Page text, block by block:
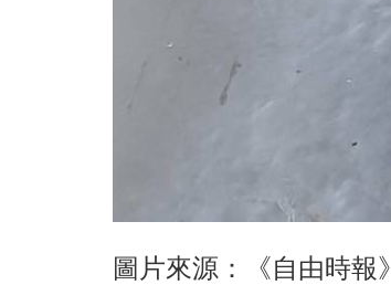
圖片來源：《自由時報》